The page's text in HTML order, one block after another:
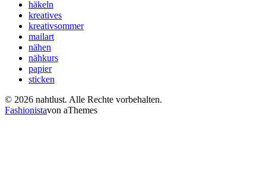
häkeln
kreatives
kreativsommer
mailart
nähen
nähkurs
papier
sticken
© 2026 nahtlust. Alle Rechte vorbehalten.
Fashionistavon aThemes